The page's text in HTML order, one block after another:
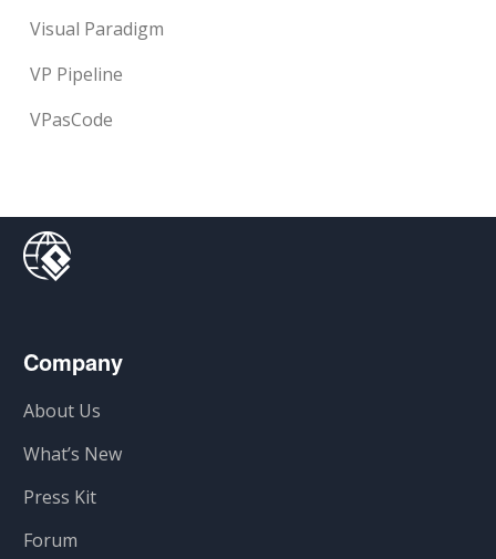
Visual Paradigm
VP Pipeline
VPasCode
Company
About Us
What’s New
Press Kit
Forum